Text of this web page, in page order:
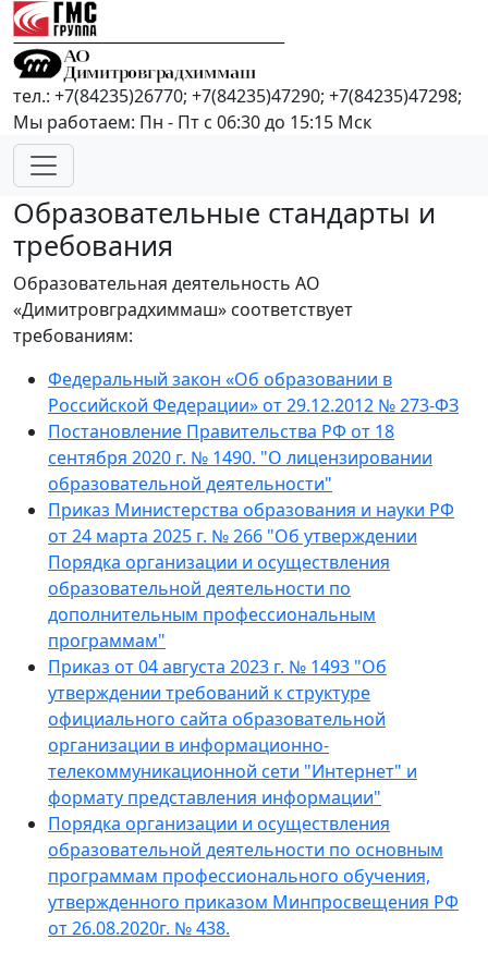
тел.: +7(84235)26770; +7(84235)47290; +7(84235)47298;
Мы работаем: Пн - Пт с 06:30 до 15:15 Мск
Образовательные стандарты и
требования
Образовательная деятельность АО
«Димитровградхиммаш» соответствует
требованиям:
Федеральный закон «Об образовании в
Российской Федерации» от 29.12.2012 № 273-ФЗ
Постановление Правительства РФ от 18
сентября 2020 г. № 1490. "О лицензировании
образовательной деятельности"
Приказ Министерства образования и науки РФ
от 24 марта 2025 г. № 266 "Об утверждении
Порядка организации и осуществления
образовательной деятельности по
дополнительным профессиональным
программам"
Приказ от 04 августа 2023 г. № 1493 "Об
утверждении требований к структуре
официального сайта образовательной
организации в информационно-
телекоммуникационной сети "Интернет" и
формату представления информации"
Порядка организации и осуществления
образовательной деятельности по основным
программам профессионального обучения,
утвержденного приказом Минпросвещения РФ
от 26.08.2020г. № 438.